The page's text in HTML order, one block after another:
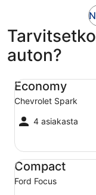
auton?
Economy
Chevrolet Spark
4 asiakasta
Economy
Compact
Ford Focus
Compact Ford